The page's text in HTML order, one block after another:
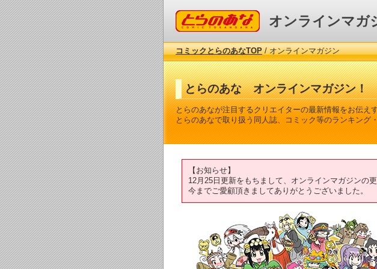
コミックとらのあな オンラインマガ
コミックとらのあなTOP/ オンラインマガジン
とらのあな オンラインマガジン！
とらのあなが注目するクリエイターの最新情報をお伝え
とらのあなで取り扱う同人誌、コミック等のランキング
【お知らせ】
12月25日更新をもちまして、オンラインマガジンの
今までご愛顧頂きましてありがとうございました。